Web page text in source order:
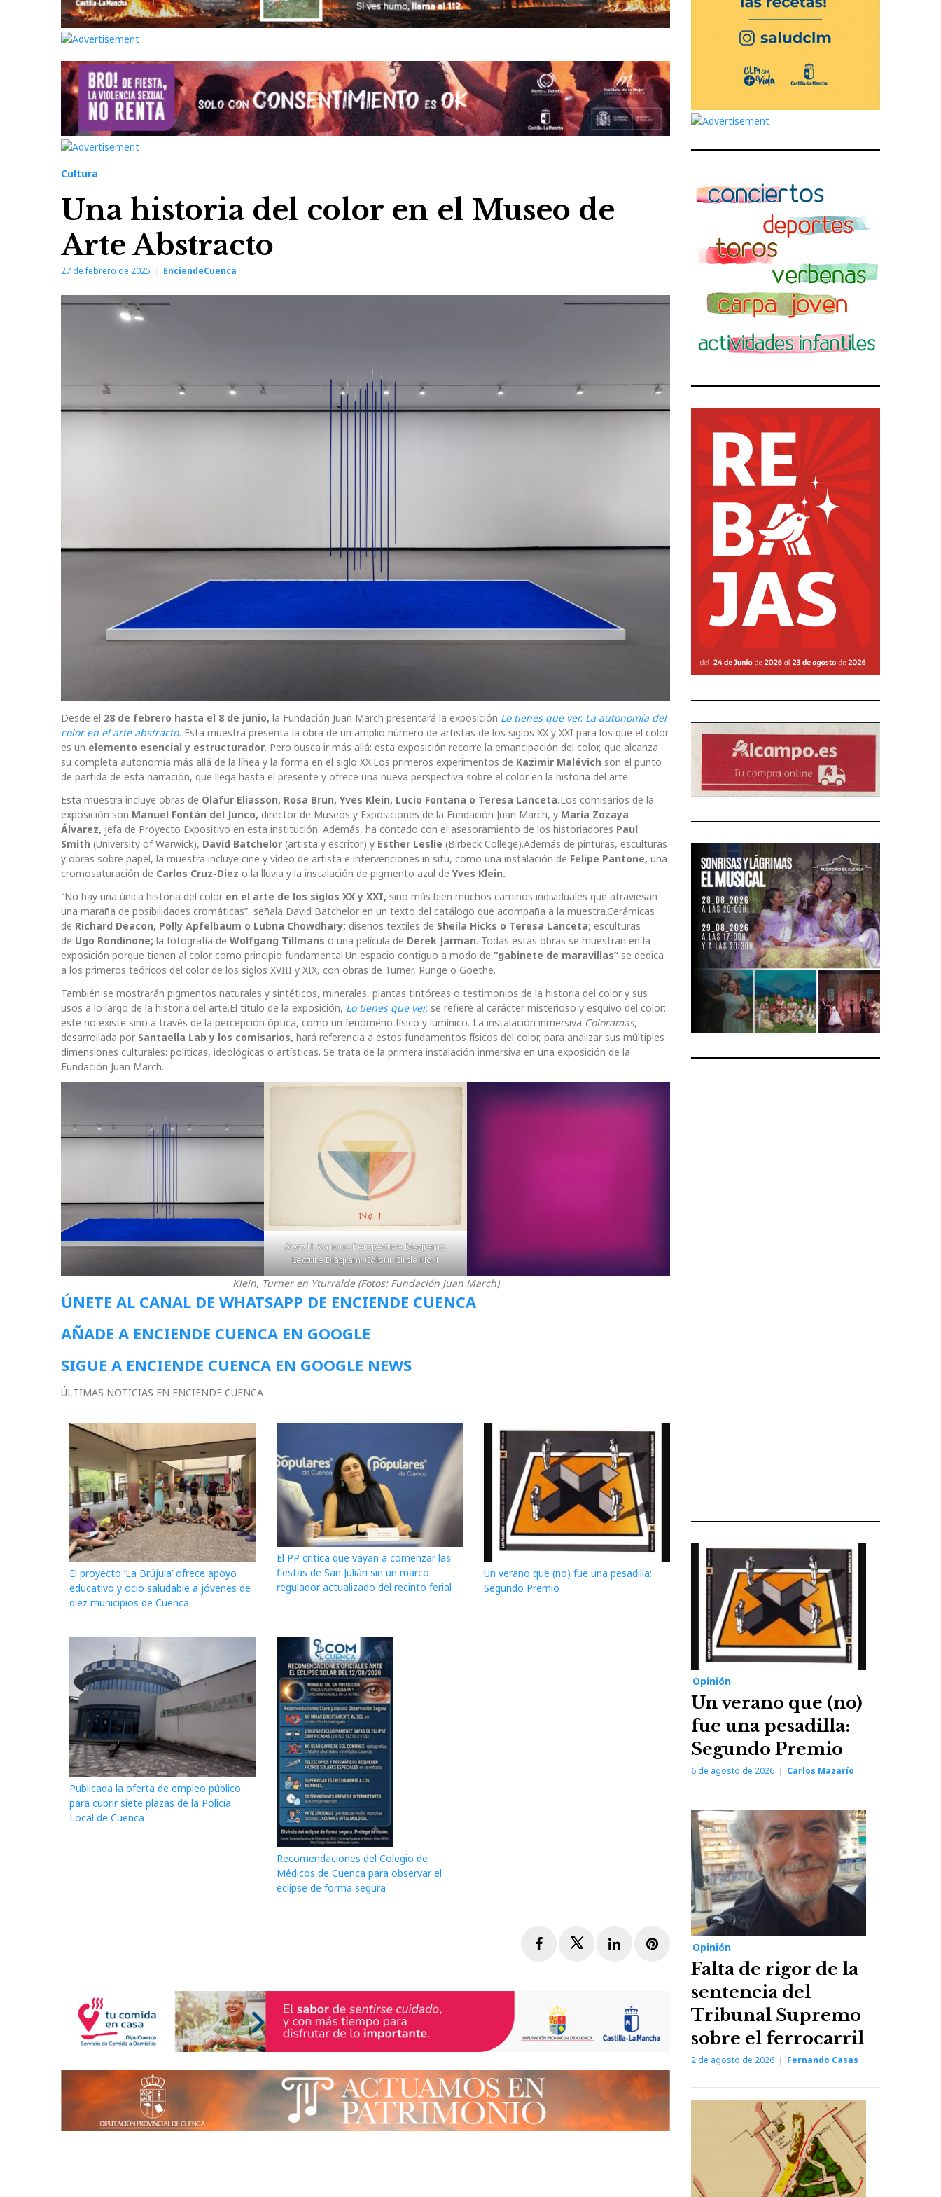
Cultura
Una historia del color en el Museo de
Arte Abstracto
27 de febrero de 2025 EnciendeCuenca
Desde el 28 de febrero hasta el 8 de junio, la Fundación Juan March presentará la exposición Lo tienes que ver. La autonomía del
color en el arte abstracto. Esta muestra presenta la obra de un amplio número de artistas de los siglos XX y XXI para los que el color
es un elemento esencial y estructurador. Pero busca ir más allá: esta exposición recorre la emancipación del color, que alcanza
su completa autonomía más allá de la línea y la forma en el siglo XX.Los primeros experimentos de Kazimir Malévich son el punto
de partida de esta narración, que llega hasta el presente y ofrece una nueva perspectiva sobre el color en la historia del arte.
Esta muestra incluye obras de Olafur Eliasson, Rosa Brun, Yves Klein, Lucio Fontana o Teresa Lanceta.Los comisarios de la
exposición son Manuel Fontán del Junco, director de Museos y Exposiciones de la Fundación Juan March, y María Zozaya
Álvarez, jefa de Proyecto Expositivo en esta institución. Además, ha contado con el asesoramiento de los historiadores Paul
Smith (University of Warwick), David Batchelor (artista y escritor) y Esther Leslie (Birbeck College).Además de pinturas, esculturas
y obras sobre papel, la muestra incluye cine y vídeo de artista e intervenciones in situ, como una instalación de Felipe Pantone, una
cromosaturación de Carlos Cruz-Diez o la lluvia y la instalación de pigmento azul de Yves Klein.
“No hay una única historia del color en el arte de los siglos XX y XXI, sino más bien muchos caminos individuales que atraviesan
una maraña de posibilidades cromáticas”, señala David Batchelor en un texto del catálogo que acompaña a la muestra.Cerámicas
de Richard Deacon, Polly Apfelbaum o Lubna Chowdhary; diseños textiles de Sheila Hicks o Teresa Lanceta; esculturas
de Ugo Rondinone; la fotografía de Wolfgang Tillmans o una película de Derek Jarman. Todas estas obras se muestran en la
exposición porque tienen al color como principio fundamental.Un espacio contiguo a modo de “gabinete de maravillas” se dedica
a los primeros teóricos del color de los siglos XVIII y XIX, con obras de Turner, Runge o Goethe.
También se mostrarán pigmentos naturales y sintéticos, minerales, plantas tintóreas o testimonios de la historia del color y sus
usos a lo largo de la historia del arte.El título de la exposición, Lo tienes que ver, se refiere al carácter misterioso y esquivo del color:
este no existe sino a través de la percepción óptica, como un fenómeno físico y lumínico. La instalación inmersiva Coloramas,
desarrollada por Santaella Lab y los comisarios, hará referencia a estos fundamentos físicos del color, para analizar sus múltiples
dimensiones culturales: políticas, ideológicas o artísticas. Se trata de la primera instalación inmersiva en una exposición de la
Fundación Juan March.
fromII. Various Perspective Diagrams,
Lecture Diagram: Colour Circle No.1
Klein, Turner en Yturralde (Fotos: Fundación Juan March)
ÚNETE AL CANAL DE WHATSAPP DE ENCIENDE CUENCA
AÑADE A ENCIENDE CUENCA EN GOOGLE
SIGUE A ENCIENDE CUENCA EN GOOGLE NEWS
ÚLTIMAS NOTICIAS EN ENCIENDE CUENCA
El proyecto ‘La Brújula’ ofrece apoyo
educativo y ocio saludable a jóvenes de
diez municipios de Cuenca
El PP critica que vayan a comenzar las
fiestas de San Julián sin un marco
regulador actualizado del recinto ferial
Un verano que (no) fue una pesadilla:
Segundo Premio
Publicada la oferta de empleo público
para cubrir siete plazas de la Policía
Local de Cuenca
Recomendaciones del Colegio de
Médicos de Cuenca para observar el
eclipse de forma segura
FacebookTwitterLinkedInPinterest
Opinión
Un verano que (no)
fue una pesadilla:
Segundo Premio
6 de agosto de 2026 Carlos Mazarío
Opinión
Falta de rigor de la
sentencia del
Tribunal Supremo
sobre el ferrocarril
2 de agosto de 2026 Fernando Casas